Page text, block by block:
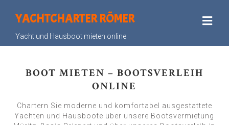
YACHTCHARTER RÖMER
Yacht und Hausboot mieten online
BOOT MIETEN – BOOTSVERLEIH
ONLINE
Chartern Sie moderne und komfortabel ausgestattete
Yachten und Hausboote über unsere Bootsvermietung